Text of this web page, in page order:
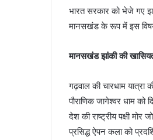
भारत सरकार को भेजे गए
मानसखंड के रूप में इस
मानसखंड झांकी की
गढ़वाल की चारधाम यात्रा
पौराणिक जागेश्वर धाम को
देश की राष्ट्रीय पक्षी
प्रसिद्ध ऐपन कला को